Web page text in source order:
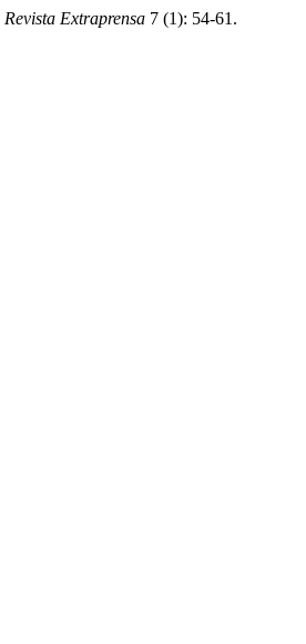
Revista Extraprensa 7 (1): 54-61.